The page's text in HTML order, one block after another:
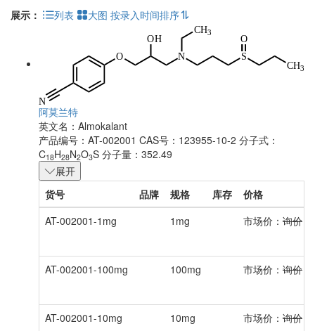
展示：
列表 大图 按录入时间排序
阿莫兰特
英文名： Almokalant
产品编号：AT-002001 CAS号：123955-10-2 分子式：
C18H28N2O3S 分子量：352.49
展开
货号
品牌 规格 库存
价格
AT-002001-1mg
1mg 市场价： 询价
AT-002001-100mg 100mg 市场价： 询价
AT-002001-10mg 10mg 市场价： 询价